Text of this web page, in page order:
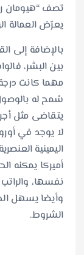
تصف “هيومان
يعرّض العمالة
بالإضافة إلى
بين البشر،
مهما كانت
سُمح له
يتقاضى مثل
لا يوجد في
اليمينية
أميركا يمكنه
نفسها، والراتب
وأيضا يسهل
الشروط.